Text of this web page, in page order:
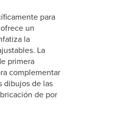
para
un
la
La
primera
complementar
dibujos de las
de por